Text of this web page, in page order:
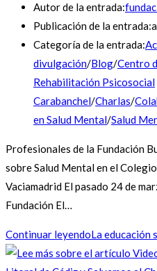
Autor de la entrada:
Publicación de la entrada:
Categoría de la entrada:
divulgación/Blog/Centro
Rehabilitación Psicosocial
Carabanchel/Charlas/
en Salud Mental/Salud
Profesionales de la Fundación
sobre Salud Mental en el
Vaciamadrid El pasado 24 de
Fundación El…
Continuar leyendoLa educación